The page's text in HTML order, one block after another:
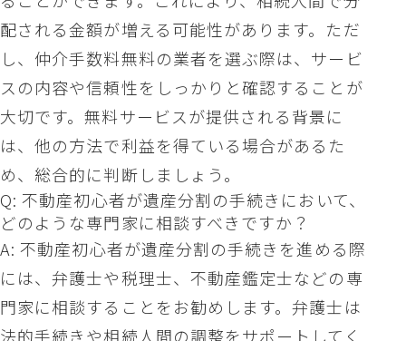
配される金額が増える可能性があります。ただ
し、仲介手数料無料の業者を選ぶ際は、サービ
スの内容や信頼性をしっかりと確認することが
大切です。無料サービスが提供される背景に
は、他の方法で利益を得ている場合があるた
め、総合的に判断しましょう。
Q: 不動産初心者が遺産分割の手続きにおいて、
どのような専門家に相談すべきですか？
A: 不動産初心者が遺産分割の手続きを進める際
には、弁護士や税理士、不動産鑑定士などの専
門家に相談することをお勧めします。弁護士は
法的手続きや相続人間の調整をサポートしてく